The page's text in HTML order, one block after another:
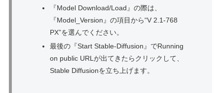
『Model Download/Load』の際は、
『Model_Version』の項目から“V 2.1-768
PX”を選んでください。
最後の『Start Stable-Diffusion』でRunning
on public URLが出てきたらクリックして、
Stable Diffusionを立ち上げます。